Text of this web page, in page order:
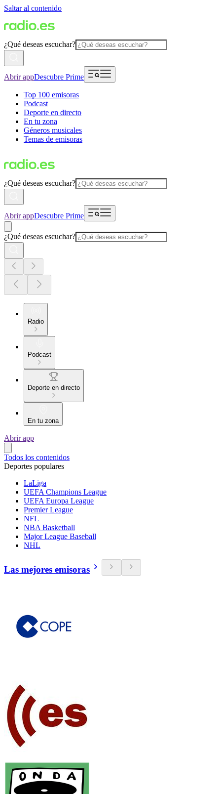
Saltar al contenido
¿Qué deseas escuchar?
Abrir appDescubre Prime
Top 100 emisoras
Podcast
Deporte en directo
En tu zona
Géneros musicales
Temas de emisoras
¿Qué deseas escuchar?
Abrir appDescubre Prime
¿Qué deseas escuchar?
Radio
Podcast
Deporte en directo
En tu zona
Abrir app
Todos los contenidos
Deportes populares
LaLiga
UEFA Champions League
UEFA Europa League
Premier League
NFL
NBA Basketball
Major League Baseball
NHL
Las mejores emisoras